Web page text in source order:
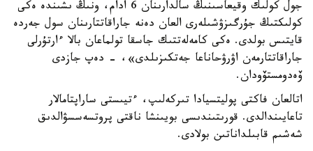
جول كولىك وقيعاسىنىڭ سالدارىنان 6 ادام، ونىڭ ىشىندە ەكى
كولىكتىڭ جۇرگىزۋشىلەرى العان دەنە جاراقاتتارىنان سول جەردە
قايتىس بولدى. ەكى كامەلەتتىك جاسقا تولماعان بالا ءارتۇرلى
جاراقاتتارمەن اۋرۋحاناعا جەتكىزىلدى»، - دەپ جازدى
ۆەدومستۆودان.
اتالعان فاكتى پوليتسيادا تىركەلىپ، ءتيىستى ساراپتامالار
تاعايىندالدى. قورىتىندىسى بويىنشا ناقتى پروتسەسسۋالدىق
شەشىم قابىلداناتىن بولادى.